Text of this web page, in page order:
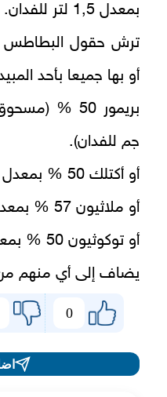
بمعدل 1,5 لتر للفدان.
ترش حقول البطاطس
أو بها جميعا بأحد
جم للفدان).
أو أكتلك 50 % بمعدل 1.5 لتر للفدان.
أو ملاثيون 57 % بمعدل 1 لتر للفدان.
أو توكوثيون 50 % بمعدل 1,25 لتر للفدان.
يضاف إلى أي منهم من 400 - 600 لتر
0